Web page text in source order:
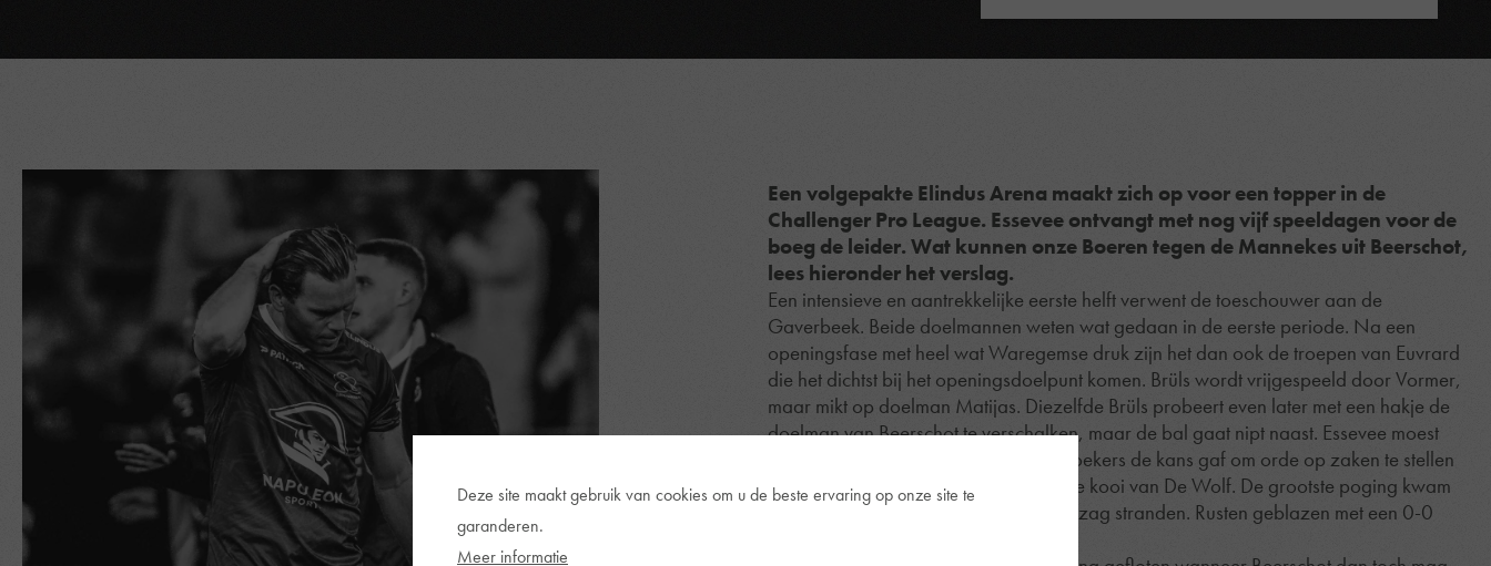
Een volgepakte Elindus Arena maakt zich op voor een topper in de
Challenger Pro League. Essevee ontvangt met nog vijf speeldagen voor de
boeg de leider. Wat kunnen onze Boeren tegen de Mannekes uit Beerschot,
lees hieronder het verslag.
Een intensieve en aantrekkelijke eerste helft verwent de toeschouwer aan de
Gaverbeek. Beide doelmannen weten wat gedaan in de eerste periode. Na een
openingsfase met heel wat Waregemse druk zijn het dan ook de troepen van Euvrard
die het dichtst bij het openingsdoelpunt komen. Brüls wordt vrijgespeeld door Vormer,
maar mikt op doelman Matijas. Diezelfde Brüls probeert even later met een hakje de
doelman van Beerschot te verschalken, maar de bal gaat nipt naast. Essevee moest
even wat gas terugnemen wat de bezoekers de kans gaf om orde op zaken te stellen
en ook enkele keren te dreigen voor de kooi van De Wolf. De grootste poging kwam
er van Nzita die zijn schot op de paal zag stranden. Rusten geblazen met een 0-0
Deze site maakt gebruik van cookies om u de beste ervaring op onze site te
garanderen.
Meer informatie